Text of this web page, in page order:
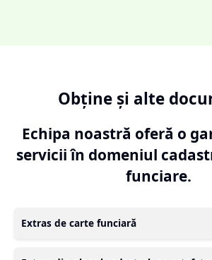
Obține și alte
Echipa noastră oferă o
servicii în domeniul
funciare.
Extras de carte funciară